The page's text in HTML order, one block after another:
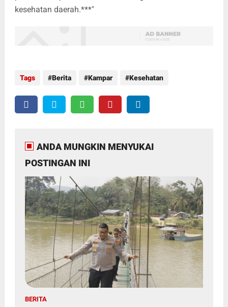
kesehatan daerah.***"
Tags Berita Kampar Kesehatan
ANDA MUNGKIN MENYUKAI
POSTINGAN INI
BERITA